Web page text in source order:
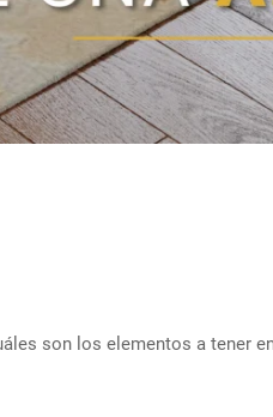
son los elementos a tener